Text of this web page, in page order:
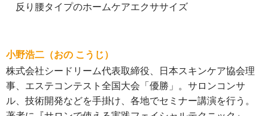
反り腰タイプのホームケアエクササイズ
小野浩二（おの こうじ）
株式会社シードリーム代表取締役、日本スキンケア協会理
事、エステコンテスト全国大会「優勝」。サロンコンサ
ル、技術開発などを手掛け、各地でセミナー講演を行う。